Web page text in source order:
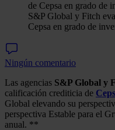
S&P Global y Fitch
Cepsa en grado de
Ningún comentario
Las agencias S&P Global y
calificación crediticia de
Global elevando su
perspectiva Estable para el
anual. **